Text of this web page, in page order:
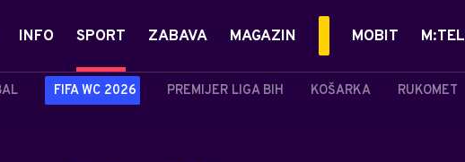
INFO SPORT
FIFA WC 2026 PREMIJER LIGA BIH KOŠARKA RUKOMET
ZABAVA MAGAZIN MOBIT M:TEL